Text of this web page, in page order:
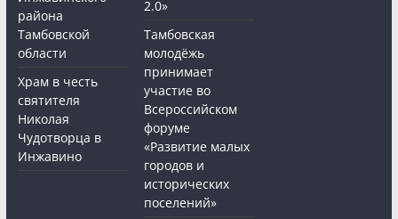
района
Тамбовской
области
Храм в честь
святителя
Николая
Чудотворца в
Инжавино
2.0»
Тамбовская
молодёжь
принимает
участие во
Всероссийском
форуме
«Развитие малых
городов и
исторических
поселений»